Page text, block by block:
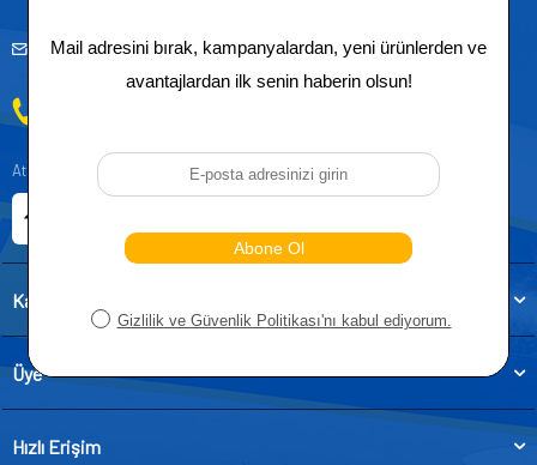
musteridestek@goodyearotoaksesuar.com.tr
Atatürk, Kıraç Mevkii, Orhan Veli Cd. D:No:19, 34522 Esenyurt/İstanbul
Kategoriler
Üye
Hızlı Erişim